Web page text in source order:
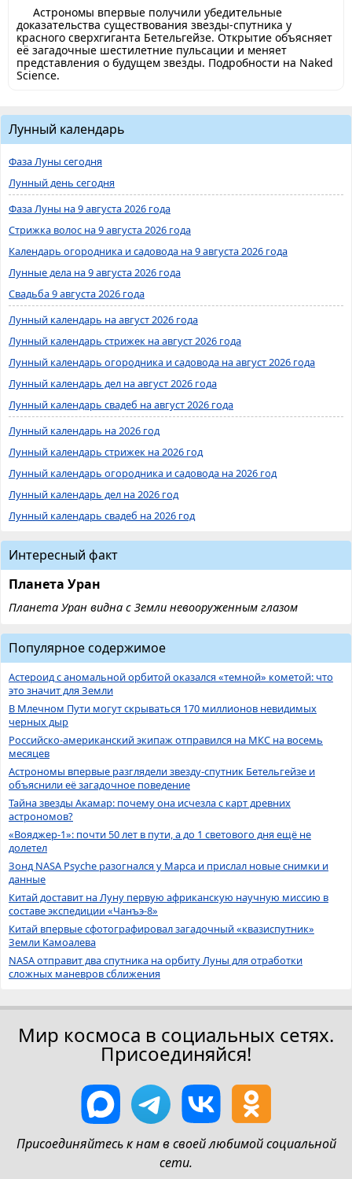
Астрономы впервые получили убедительные
доказательства существования звезды-спутника у
красного сверхгиганта Бетельгейзе. Открытие объясняет
её загадочные шестилетние пульсации и меняет
представления о будущем звезды. Подробности на Naked
Science.
Лунный календарь
Фаза Луны сегодня
Лунный день сегодня
Фаза Луны на 9 августа 2026 года
Стрижка волос на 9 августа 2026 года
Календарь огородника и садовода на 9 августа 2026 года
Лунные дела на 9 августа 2026 года
Свадьба 9 августа 2026 года
Лунный календарь на август 2026 года
Лунный календарь стрижек на август 2026 года
Лунный календарь огородника и садовода на август 2026 года
Лунный календарь дел на август 2026 года
Лунный календарь свадеб на август 2026 года
Лунный календарь на 2026 год
Лунный календарь стрижек на 2026 год
Лунный календарь огородника и садовода на 2026 год
Лунный календарь дел на 2026 год
Лунный календарь свадеб на 2026 год
Интересный факт
Планета Уран
Планета Уран видна с Земли невооруженным глазом
Популярное содержимое
Астероид с аномальной орбитой оказался «темной» кометой: что
это значит для Земли
В Млечном Пути могут скрываться 170 миллионов невидимых
черных дыр
Российско-американский экипаж отправился на МКС на восемь
месяцев
Астрономы впервые разглядели звезду-спутник Бетельгейзе и
объяснили её загадочное поведение
Тайна звезды Акамар: почему она исчезла с карт древних
астрономов?
«Вояджер-1»: почти 50 лет в пути, а до 1 светового дня ещё не
долетел
Зонд NASA Psyche разогнался у Марса и прислал новые снимки и
данные
Китай доставит на Луну первую африканскую научную миссию в
составе экспедиции «Чанъэ-8»
Китай впервые сфотографировал загадочный «квазиспутник»
Земли Камоалева
NASA отправит два спутника на орбиту Луны для отработки
сложных маневров сближения
Мир космоса в социальных сетях.
Присоединяйся!
Присоединяйтесь к нам в своей любимой социальной
сети.